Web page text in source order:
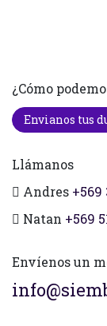
¿Cómo
Envianos tus
Llámanos
Andres +569
Natan +569
Envíenos un